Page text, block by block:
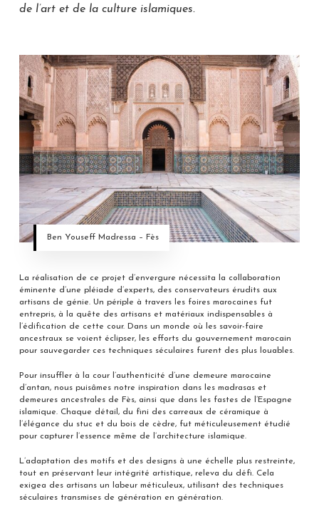
de l’art et de la culture islamiques.
Ben Youseff Madressa – Fès
La réalisation de ce projet d’envergure nécessita la collaboration
éminente d’une pléiade d’experts, des conservateurs érudits aux
artisans de génie. Un périple à travers les foires marocaines fut
entrepris, à la quête des artisans et matériaux indispensables à
l’édification de cette cour. Dans un monde où les savoir-faire
ancestraux se voient éclipser, les efforts du gouvernement marocain
pour sauvegarder ces techniques séculaires furent des plus louables.
Pour insuffler à la cour l’authenticité d’une demeure marocaine
d’antan, nous puisâmes notre inspiration dans les madrasas et
demeures ancestrales de Fès, ainsi que dans les fastes de l’Espagne
islamique. Chaque détail, du fini des carreaux de céramique à
l’élégance du stuc et du bois de cèdre, fut méticuleusement étudié
pour capturer l’essence même de l’architecture islamique.
L’adaptation des motifs et des designs à une échelle plus restreinte,
tout en préservant leur intégrité artistique, releva du défi. Cela
exigea des artisans un labeur méticuleux, utilisant des techniques
séculaires transmises de génération en génération.